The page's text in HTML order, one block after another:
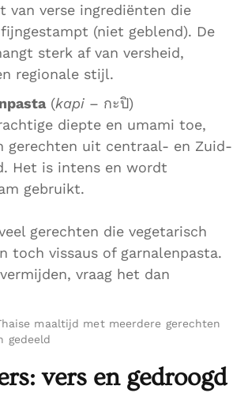
van verse ingrediënten die
(niet geblend). De
sterk af van versheid,
regionale stijl.
(kapi – กะปิ)
diepte en umami toe,
gerechten uit centraal- en Zuid-
Het is intens en wordt
gebruikt.
gerechten die vegetarisch
toch vissaus of garnalenpasta.
vraag het dan
maaltijd met meerdere gerechten
gedeeld
vers en gedroogd